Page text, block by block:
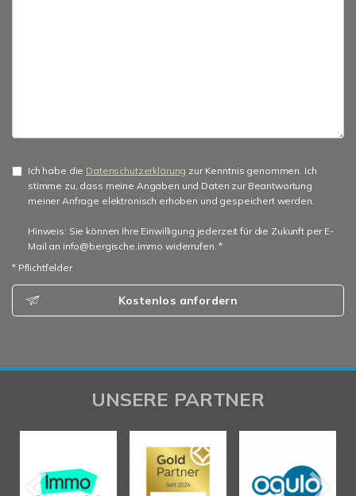
Ich habe die Datenschutzerklärung zur Kenntnis genommen. Ich
stimme zu, dass meine Angaben und Daten zur Beantwortung
meiner Anfrage elektronisch erhoben und gespeichert werden.
Hinweis: Sie können Ihre Einwilligung jederzeit für die Zukunft per E-
Mail an info@bergische.immo widerrufen. *
* Pflichtfelder
Kostenlos anfordern
UNSERE PARTNER